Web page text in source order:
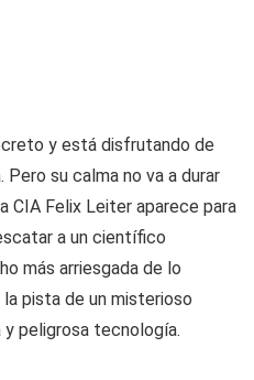
y está disfrutando de
Pero su calma no va a durar
CIA Felix Leiter aparece para
a un científico
más arriesgada de lo
pista de un misterioso
y peligrosa tecnología.